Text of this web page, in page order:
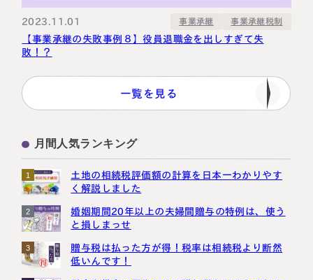
2023.11.01 事業承継 事業承継税制
【事業承継の失敗事例８】役員退職金を出しすぎて失
敗！？
一覧を見る
月間人気ランキング
1
土地の相続税評価額の計算を日本一わかりやす
く解説しました
2
婚姻期間20年以上の夫婦間贈与の特例は、使う
と損しまっせ
3
贈与税は払った方が得！税率は相続税より断然
低いんです！